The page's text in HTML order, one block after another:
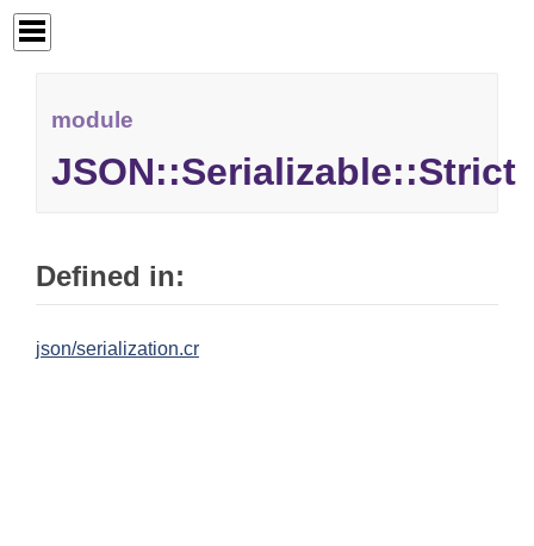
module
JSON::Serializable::Strict
Defined in:
json/serialization.cr